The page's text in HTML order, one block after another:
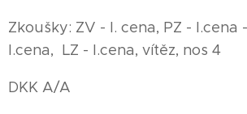
Zkoušky: ZV - I. cena, PZ - I.cena
I.cena, LZ - I.cena, vítěz, nos 4
DKK A/A